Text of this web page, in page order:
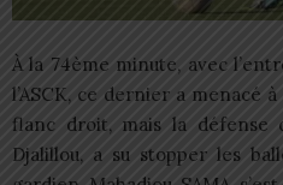
À la 74ème minute, avec
l’ASCK, ce dernier a menacé
flanc droit, mais la défense
Djalillou, a su stopper les